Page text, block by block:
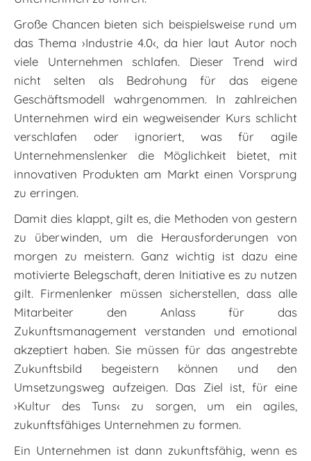
Große Chancen bieten sich beispielsweise rund um
das Thema ›Industrie 4.0‹, da hier laut Autor noch
viele Unternehmen schlafen. Dieser Trend wird
nicht selten als Bedrohung für das eigene
Geschäftsmodell wahrgenommen. In zahlreichen
Unternehmen wird ein wegweisender Kurs schlicht
verschlafen oder ignoriert, was für agile
Unternehmenslenker die Möglichkeit bietet, mit
innovativen Produkten am Markt einen Vorsprung
zu erringen.
Damit dies klappt, gilt es, die Methoden von gestern
zu überwinden, um die Herausforderungen von
morgen zu meistern. Ganz wichtig ist dazu eine
motivierte Belegschaft, deren Initiative es zu nutzen
gilt. Firmenlenker müssen sicherstellen, dass alle
Mitarbeiter den Anlass für das
Zukunftsmanagement verstanden und emotional
akzeptiert haben. Sie müssen für das angestrebte
Zukunftsbild begeistern können und den
Umsetzungsweg aufzeigen. Das Ziel ist, für eine
›Kultur des Tuns‹ zu sorgen, um ein agiles,
zukunftsfähiges Unternehmen zu formen.
Ein Unternehmen ist dann zukunftsfähig, wenn es